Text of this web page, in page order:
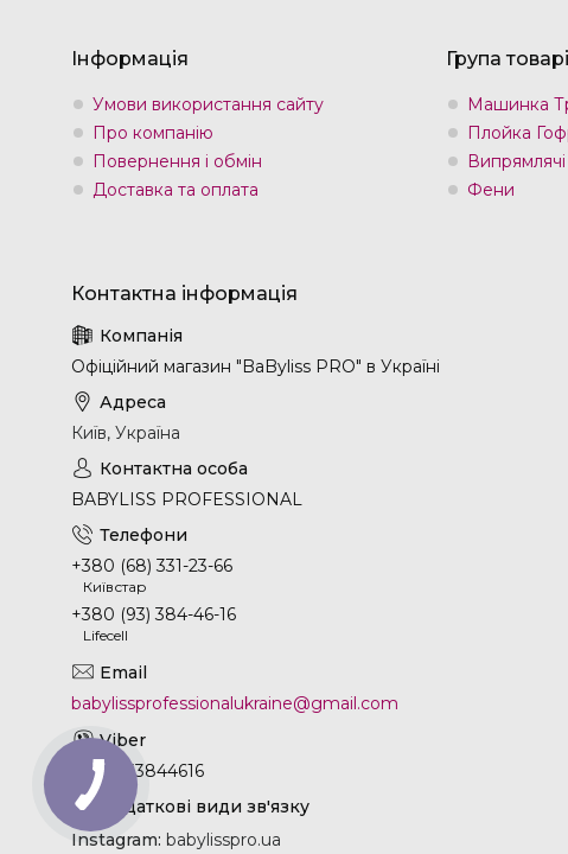
Інформація
Умови використання сайту
Про компанію
Повернення і обмін
Доставка та оплата
Група
Машинка
Плойка
Фени
Офіційний магазин "BaByliss PRO" в Україні
Київ, Україна
BABYLISS PROFESSIONAL
+380 (68) 331-23-66
Київстар
+380 (93) 384-46-16
Lifecell
babylissprofessionalukraine@gmail.com
+380933844616
Instagram babylisspro.ua